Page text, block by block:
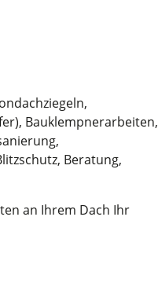
Bauklempnerarbeiten,
Beratung,
an Ihrem Dach Ihr